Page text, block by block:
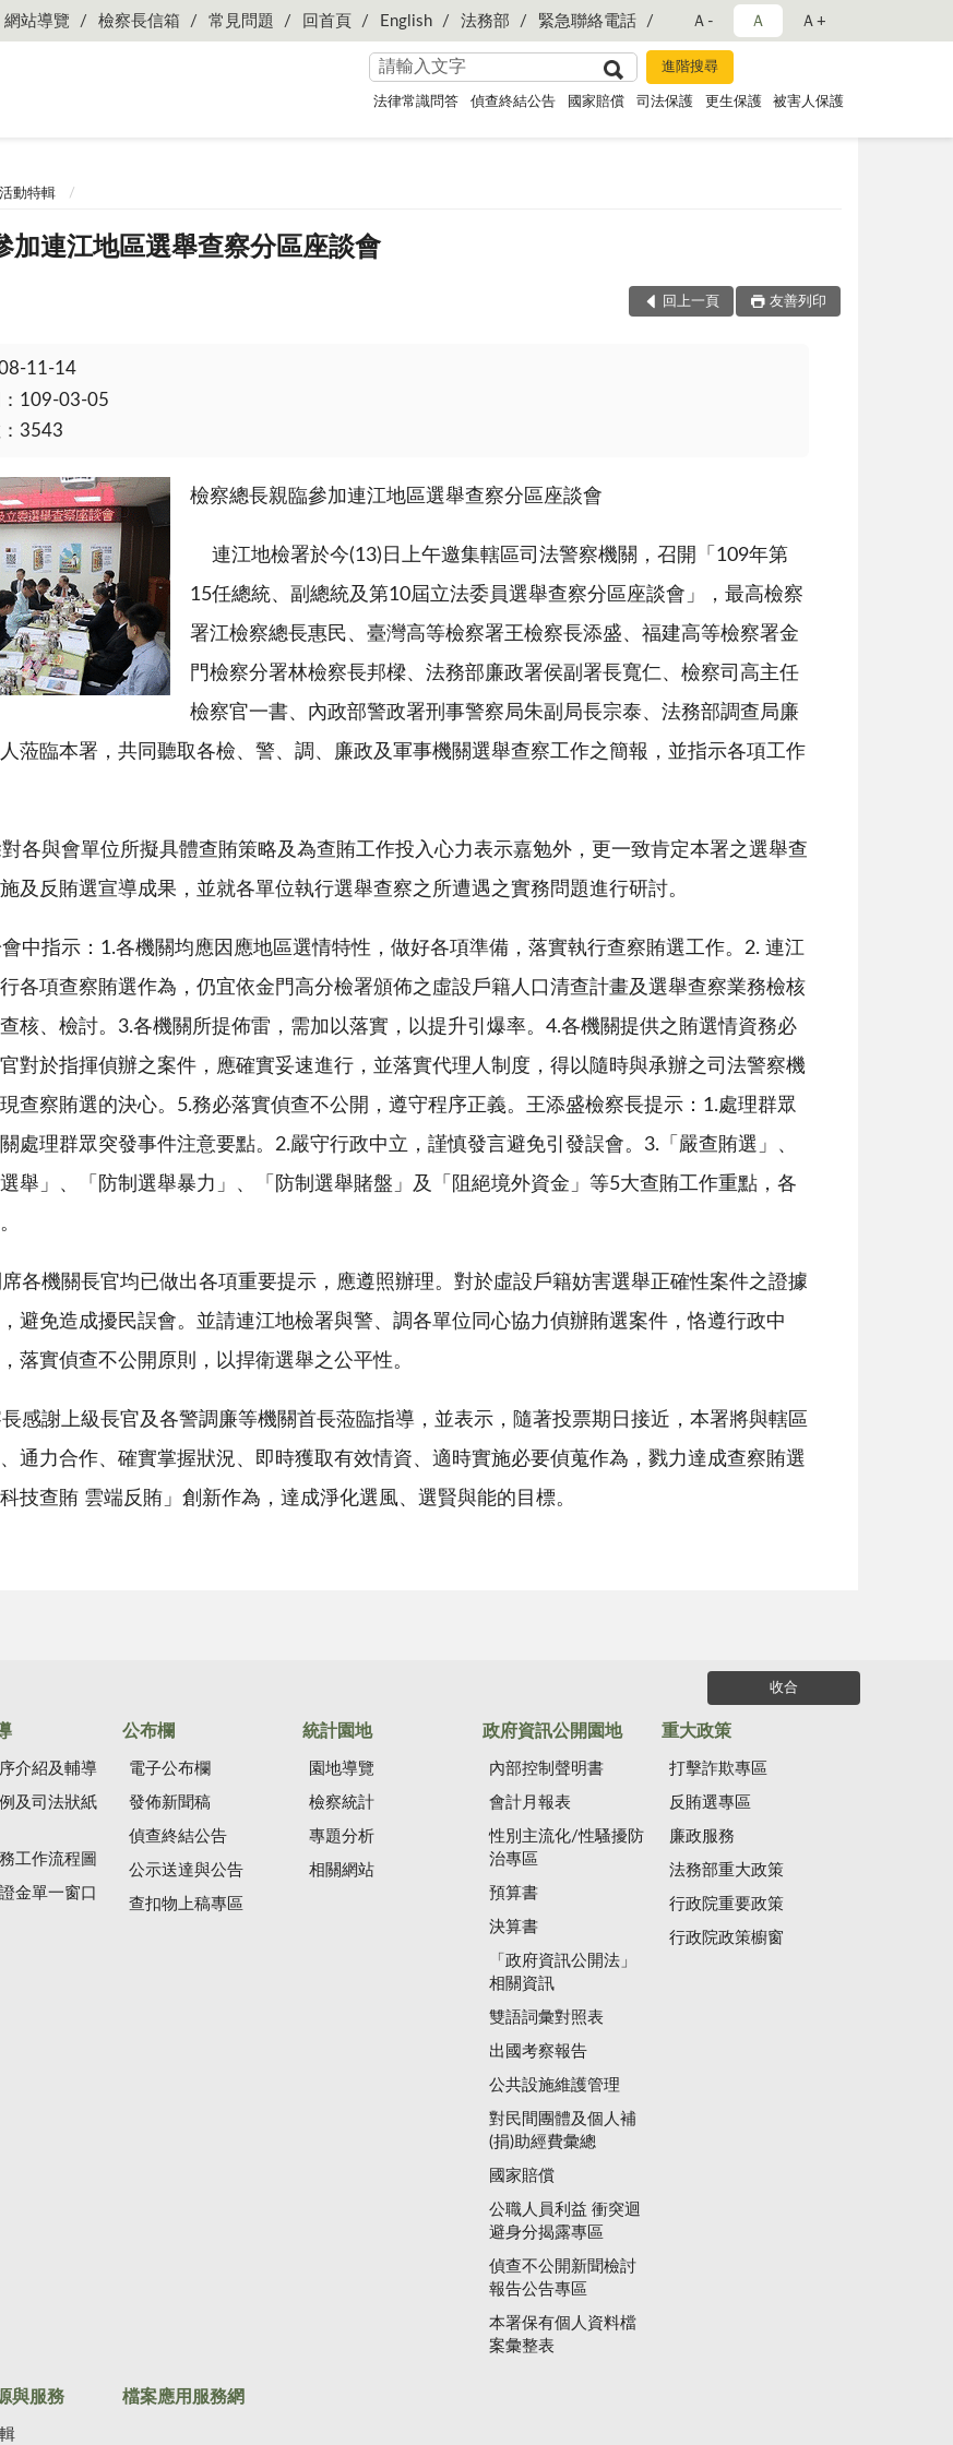
網站導覽 檢察長信箱 常見問題 回首頁 English 法務部 緊急聯絡電話 Ａ- Ａ Ａ+
法律常識問答 偵查終結公告 國家賠償 司法保護 更生保護 被害人保護
活動特輯
加連江地區選舉查察分區座談會
回上一頁 友善列印
11-14
109-03-05
3543
檢察總長親臨參加連江地區選舉查察分區座談會
連江地檢署於今(13) 日上午邀集轄區司法警察機關，召開「 109年第
15任總統、副總統及第10屆立法委員選舉查察分區座談會」，最高檢察
署江檢察總長惠民、臺灣高等檢察署王檢察長添盛、福建高等檢察署金
門檢察分署林檢察長邦樑、法務部廉政署侯副署長寬仁、檢察司高主任
檢察官一書、內政部警政署刑事警察局朱副局長宗泰、法務部調查局廉
蒞臨本署，共同聽取各檢、警、調、廉政及軍事機關選舉查察工作之簡報，並指示各項工作
各與會單位所擬具體查賄策略及為查賄工作投入心力表示嘉勉外，更一致肯定本署之選舉查
及反賄選宣導成果，並就各單位執行選舉查察之所遭遇之實務問題進行研討。
中指示： 1.各機關均應因應地區選情特性，做好各項準備，落實執行查察賄選工作。 2. 連江
各項查察賄選作為，仍宜依金門高分檢署頒佈之虛設戶籍人口清查計畫及選舉查察業務檢核
核、檢討。 3.各機關所提佈雷，需加以落實，以提升引爆率。 4.各機關提供之賄選情資務必
對於指揮偵辦之案件，應確實妥速進行，並落實代理人制度，得以隨時與承辦之司法警察機
查察賄選的決心。 5.務必落實偵查不公開，遵守程序正義。王添盛檢察長提示： 1.處理群眾
處理群眾突發事件注意要點。 2.嚴守行政中立，謹慎發言避免引發誤會。 3. 「嚴查賄選」、
選舉」、「防制選舉暴力」、「防制選舉賭盤」及「阻絕境外資金」等5大查賄工作重點，各
各機關長官均已做出各項重要提示，應遵照辦理。對於虛設戶籍妨害選舉正確性案件之證據
避免造成擾民誤會。並請連江地檢署與警、調各單位同心協力偵辦賄選案件，恪遵行政中
落實偵查不公開原則，以捍衛選舉之公平性。
感謝上級長官及各警調廉等機關首長蒞臨指導，並表示，隨著投票期日接近，本署將與轄區
通力合作、確實掌握狀況、即時獲取有效情資、適時實施必要偵蒐作為，戮力達成查察賄選
技查賄 雲端反賄」創新作為，達成淨化選風、選賢與能的目標。
收合
介紹及輔導
及司法狀紙
工作流程圖
金單一窗口
公布欄
電子公布欄
發佈新聞稿
偵查終結公告
公示送達與公告
查扣物上稿專區
統計園地
園地導覽
檢察統計
專題分析
相關網站
政府資訊公開園地
內部控制聲明書
會計月報表
性別主流化/性騷擾防
治專區
預算書
決算書
「政府資訊公開法」
相關資訊
雙語詞彙對照表
出國考察報告
公共設施維護管理
對民間團體及個人補
(捐)助經費彙總
國家賠償
公職人員利益 衝突迴
避身分揭露專區
偵查不公開新聞檢討
報告公告專區
本署保有個人資料檔
案彙整表
重大政策
打擊詐欺專區
反賄選專區
廉政服務
法務部重大政策
行政院重要政策
行政院政策櫥窗
與服務 檔案應用服務網